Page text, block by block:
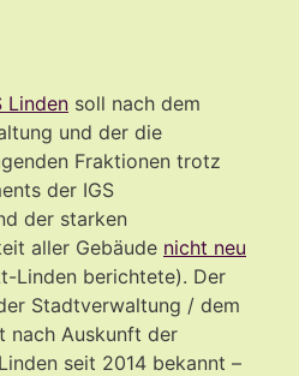
Linden soll nach dem
und der die
Fraktionen trotz
der IGS
der starken
aller Gebäude nicht neu
Linden berichtete). Der
Stadtverwaltung / dem
nach Auskunft der
seit 2014 bekannt –